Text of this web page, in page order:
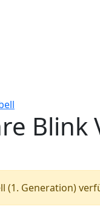
Blink
(1. Generation)